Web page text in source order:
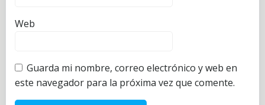
Web
Guarda mi nombre, correo electrónico y web en
este navegador para la próxima vez que comente.